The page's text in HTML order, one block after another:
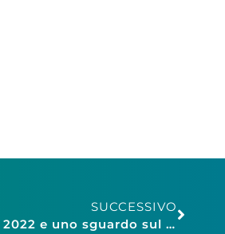
SUCCESSIVO
Fismo Bologna, considerazioni sui saldi estivi 2022 e uno sguardo sul futuro